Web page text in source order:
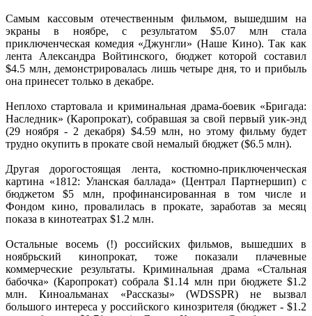
Самым кассовым отечественным фильмом, вышедшим на
экраны в ноябре, с результатом $5.07 млн стала
приключенческая комедия «Джунгли» (Наше Кино). Так как
лента Александра Войтинского, бюджет которой составил
$4.5 млн, демонстрировалась лишь четыре дня, то и прибыль
она принесет только в декабре.
Неплохо стартовала и криминальная драма-боевик «Бригада:
Наследник» (Каропрокат), собравшая за свой первый уик-энд
(29 ноября - 2 декабря) $4.59 млн, но этому фильму будет
трудно окупить в прокате свой немалый бюджет ($6.5 млн).
Другая дорогостоящая лента, костюмно-приключенческая
картина «1812: Уланская баллада» (Централ Партнершип) с
бюджетом $5 млн, профинансированная в том числе и
Фондом кино, провалилась в прокате, заработав за месяц
показа в кинотеатрах $1.2 млн.
Остальные восемь (!) российских фильмов, вышедших в
ноябрьский кинопрокат, тоже показали плачевные
коммерческие результаты. Криминальная драма «Стальная
бабочка» (Каропрокат) собрала $1.14 млн при бюджете $1.2
млн. Киноальманах «Рассказы» (WDSSPR) не вызвал
большого интереса у российского кинозрителя (бюджет - $1.2